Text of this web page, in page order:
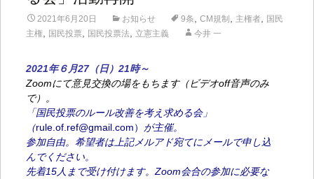
2021年6月20日 お知らせ 9条 CM規制 主権者,
国民
主権, 国民投票, 国民投票法 立憲主義 今井 一
2021年６月27（日）21時～
Zoomにて意見交換の場をもちます（ビデオoff音声のみ
で）。
「国民投票のルール改善を考え求める会」
（rule.of.ref@gmail.com）
が主催。
参加自由。希望者は上記メルアド宛てにメールで申し込
んでください。
先着15人まで受け付けます。Zoom会合の参加に必要な